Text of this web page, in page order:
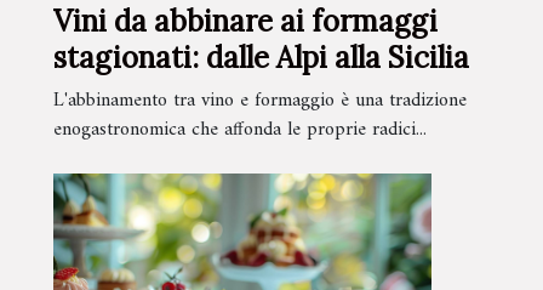
Vini da abbinare ai formaggi
stagionati: dalle Alpi alla Sicilia
L'abbinamento tra vino e formaggio è una tradizione
enogastronomica che affonda le proprie radici...